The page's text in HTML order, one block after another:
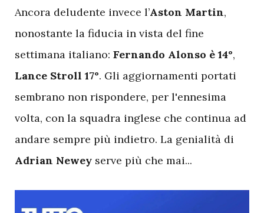
Ancora deludente invece l’Aston Martin,
nonostante la fiducia in vista del fine
settimana italiano: Fernando Alonso è 14°,
Lance Stroll 17°. Gli aggiornamenti portati
sembrano non rispondere, per l'ennesima
volta, con la squadra inglese che continua ad
andare sempre più indietro. La genialità di
Adrian Newey serve più che mai...